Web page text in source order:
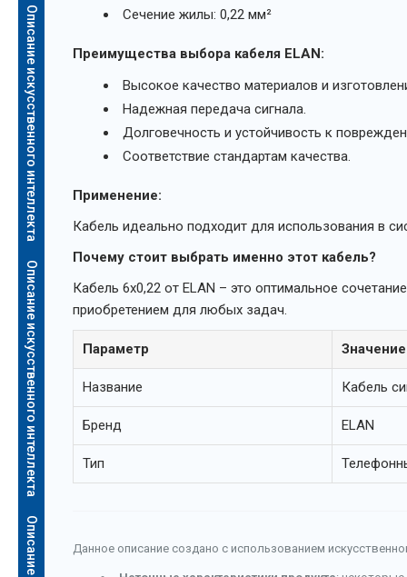
Описание искусственного интеллекта
Описание искусственного интеллекта
Сечение жилы: 0,22 мм²
Преимущества выбора кабеля ELAN:
Высокое качество материалов и
Надежная передача сигнала.
Долговечность и устойчивость к
Соответствие стандартам качества.
Применение:
Кабель идеально подходит для использования в
Почему стоит выбрать именно этот кабель?
Кабель 6х0,22 от ELAN – это оптимальное
приобретением для любых задач.
Параметр Значение
Название Кабель
Бренд ELAN
Тип
Данное описание создано с использованием